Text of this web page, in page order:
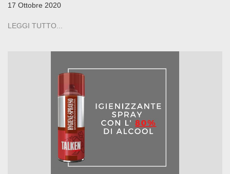
17 Ottobre 2020
LEGGI TUTTO...